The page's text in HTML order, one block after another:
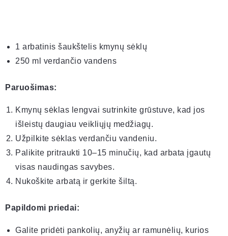
1 arbatinis šaukštelis kmynų sėklų
250 ml verdančio vandens
Paruošimas:
Kmynų sėklas lengvai sutrinkite grūstuve, kad jos
išleistų daugiau veikliųjų medžiagų.
Užpilkite sėklas verdančiu vandeniu.
Palikite pritraukti 10–15 minučių, kad arbata įgautų
visas naudingas savybes.
Nukoškite arbatą ir gerkite šiltą.
Papildomi priedai:
Galite pridėti pankolių, anyžių ar ramunėlių, kurios